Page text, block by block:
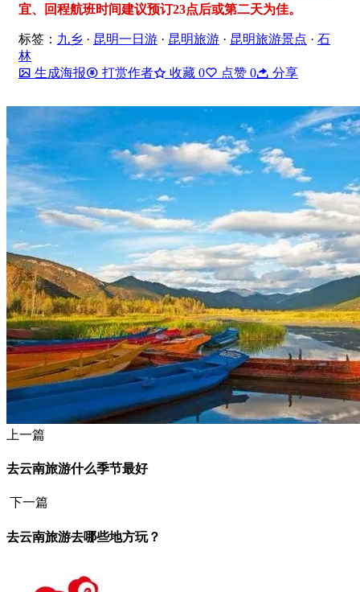
宜、回程航班时间建议预订23点后或第二天为佳。
标签： 九乡 · 昆明一日游 · 昆明旅游 · 昆明旅游景点 · 石
林
生成海报
打赏作者 收藏 0 点赞 0 分享
上一篇
去云南旅游什么季节最好
下一篇
去云南旅游去哪些地方玩？